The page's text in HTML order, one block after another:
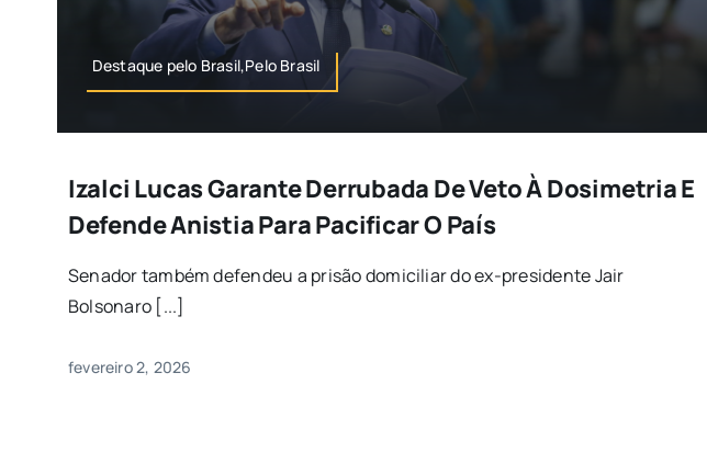
Destaque pelo Brasil,Pelo Brasil
Izalci Lucas Garante Derrubada De Veto À Dosimetria E
Defende Anistia Para Pacificar O País
Senador também defendeu a prisão domiciliar do ex-presidente Jair
Bolsonaro [...]
fevereiro 2, 2026